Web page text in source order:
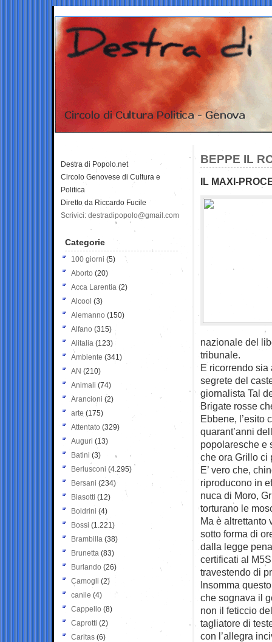
BEPPE IL
IL MAXI-
nazionale del
tribunale.
E ricorrendo
segrete del
giornalista Tal
Brigate rosse
Ebbene, l’esito
quarant’anni
popolaresche e
che ora Grillo ci
E’ vero che,
riproducono in
nuca di Moro,
torturano le
Ma è altrettanto
sotto forma di
dalla legge
certificati al
travestendo di
Insomma
che sognava il
non il feticcio
tagliatore di
con l’allegra
Destra di Popolo.net
Circolo Genovese di Cultura e
Politica
Diretto da Riccardo Fucile
Scrivici: destradipopolo@gmail.com
Categorie
100 giorni (5)
Aborto (20)
Acca Larentia (2)
Alcool (3)
Alemanno (150)
Alfano (315)
Alitalia (123)
Ambiente (341)
AN (210)
Animali (74)
Arancioni (2)
arte (175)
Attentato (329)
Auguri (13)
Batini (3)
Berlusconi (4.295)
Bersani (234)
Biasotti (12)
Boldrini (4)
Bossi (1.221)
Brambilla (38)
Brunetta (83)
Burlando (26)
Camogli (2)
canile (4)
Cappello (8)
Caprotti (2)
Caritas (6)